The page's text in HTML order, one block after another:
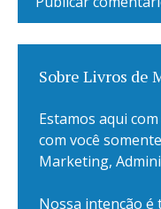
Sobre Livros de
Estamos aqui
com você
Marketing,
Nossa intenção é